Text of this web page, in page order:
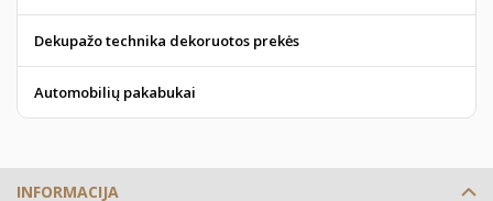
Dekupažo technika dekoruotos prekės
Automobilių pakabukai
INFORMACIJA